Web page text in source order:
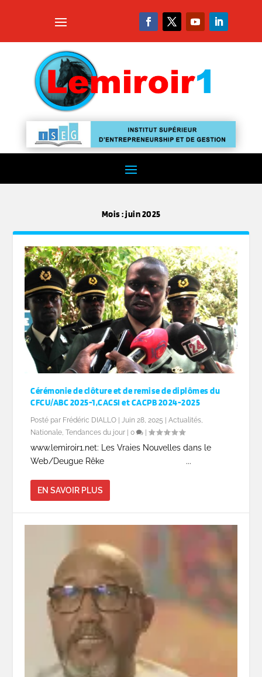
Mois :juin 2025
Cérémonie de clôture et de remise de diplômes du
CFCU/ABC 2025-1,CACSI et CACPB 2024-2025
Posté par Frédéric DIALLO |Juin 28, 2025 |Actualités,
Nationale,Tendances du jour |0 |
www.lemiroir1.net: Les Vraies Nouvelles dans le
Web/Deugue Rêke ...
EN SAVOIR PLUS